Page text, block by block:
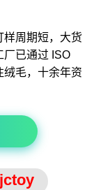
样周期短，大货
厂已通过 ISO
绒毛，十余年资